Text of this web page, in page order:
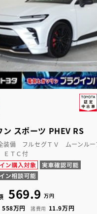
ン スポーツ PHEV RS
装備 フルセグＴＶ ムーンル
ＴＣ付
569.9 万円
558万円 諸費用 11.9万円